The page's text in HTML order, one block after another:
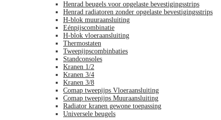
Henrad beugels voor opgelaste bevestigingsstrips
Henrad radiatoren zonder opgelaste bevestigingsstrips
H-blok muuraansluiting
Eénpijscombinatie
H-blok vloeraansluiting
Thermostaten
Tweepijpscombinbaties
Standconsoles
Kranen 1/2
Kranen 3/4
Kranen 3/8
Comap tweepijps Vloeraansluiting
Comap tweepijps Muuraansluiting
Radiator kranen gewone toepassing
Universele beugels